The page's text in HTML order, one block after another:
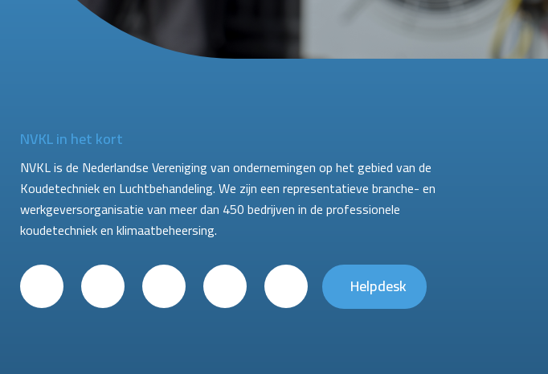
NVKL in het kort
NVKL is de Nederlandse Vereniging van ondernemingen op het gebied van de
Koudetechniek en Luchtbehandeling. We zijn een representatieve branche- en
werkgeversorganisatie van meer dan 450 bedrijven in de professionele
koudetechniek en klimaatbeheersing.
Helpdesk